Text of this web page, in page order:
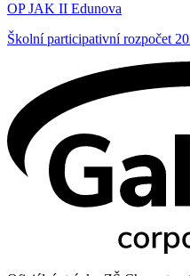
OP JAK II Edunova
Školní participativní rozpočet